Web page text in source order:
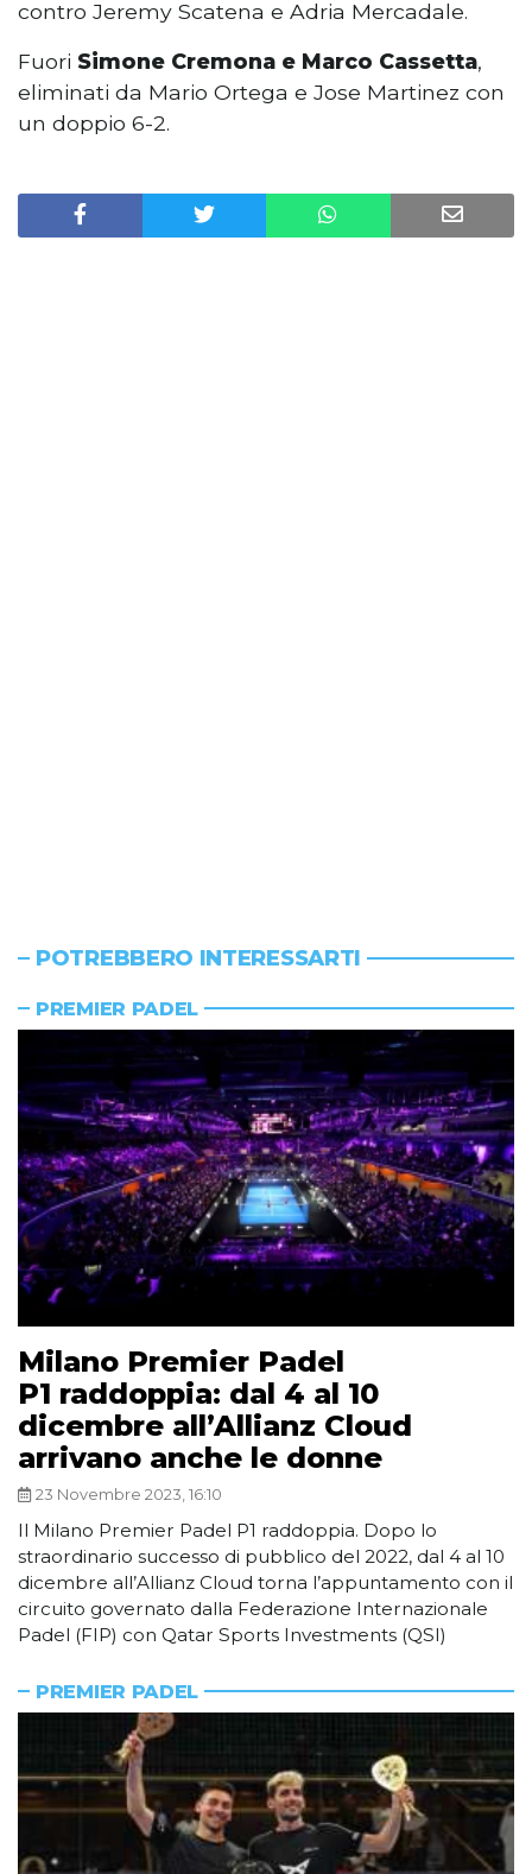
contro Jeremy Scatena e Adria Mercadale.
Fuori Simone Cremona e Marco Cassetta,
eliminati da Mario Ortega e Jose Martinez con
un doppio 6-2.
POTREBBERO INTERESSARTI
PREMIER PADEL
Milano Premier Padel
P1 raddoppia: dal 4 al 10
dicembre all’Allianz Cloud
arrivano anche le donne
23 Novembre 2023, 16:10
Il Milano Premier Padel P1 raddoppia. Dopo lo
straordinario successo di pubblico del 2022, dal 4 al 10
dicembre all’Allianz Cloud torna l’appuntamento con il
circuito governato dalla Federazione Internazionale
Padel (FIP) con Qatar Sports Investments (QSI)
PREMIER PADEL